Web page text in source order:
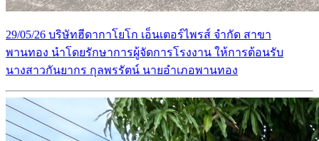
29/05/26 บริษัทฮีดากาโยโก เอ็นเตอร์ไพรส์ จำกัด สาขา
พานทอง นำโดยรักษาการผู้จัดการโรงงาน ให้การต้อนรับ
นางสาวกันยากร กุลพรรัตน์ นายอำเภอพานทอง